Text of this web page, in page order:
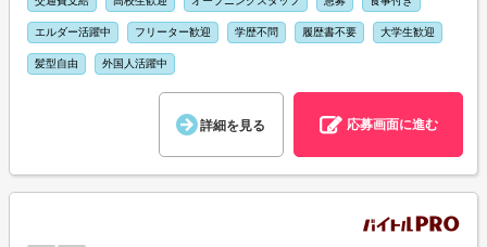
エルダー活躍中 フリーター歓迎 学歴不問 履歴書不要 大学生歓迎
髪型自由 外国人活躍中
詳細を見る 応募画面に進む